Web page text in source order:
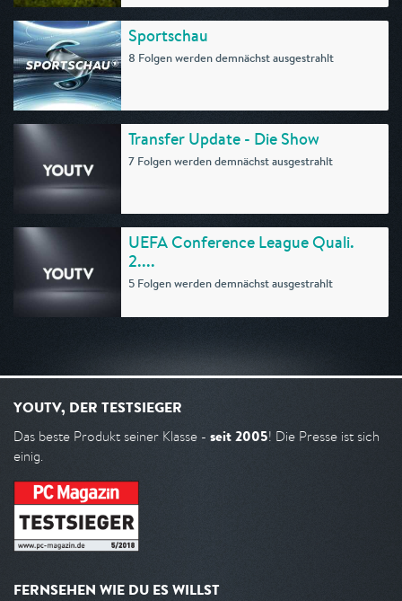
Sportschau
8 Folgen werden demnächst ausgestrahlt
Transfer Update - Die Show
7 Folgen werden demnächst ausgestrahlt
UEFA Conference League Quali.
2....
5 Folgen werden demnächst ausgestrahlt
YOUTV, DER TESTSIEGER
Das beste Produkt seiner Klasse - seit 2005! Die Presse ist sich
einig.
FERNSEHEN WIE DU ES WILLST